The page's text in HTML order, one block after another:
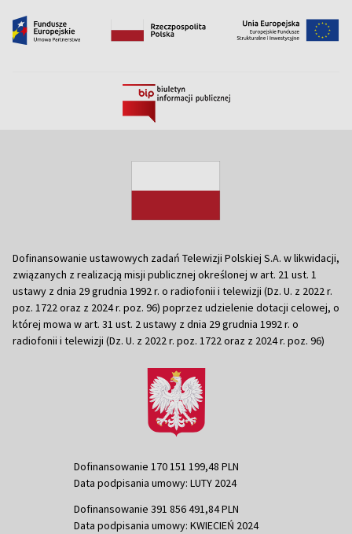
Dofinansowanie ustawowych zadań Telewizji Polskiej S.A. w likwidacji,
związanych z realizacją misji publicznej określonej w art. 21 ust. 1
ustawy z dnia 29 grudnia 1992 r. o radiofonii i telewizji (Dz. U. z 2022 r.
poz. 1722 oraz z 2024 r. poz. 96) poprzez udzielenie dotacji celowej, o
której mowa w art. 31 ust. 2 ustawy z dnia 29 grudnia 1992 r. o
radiofonii i telewizji (Dz. U. z 2022 r. poz. 1722 oraz z 2024 r. poz. 96)
Dofinansowanie 170 151 199,48 PLN
Data podpisania umowy: LUTY 2024
Dofinansowanie 391 856 491,84 PLN
Data podpisania umowy: KWIECIEŃ 2024